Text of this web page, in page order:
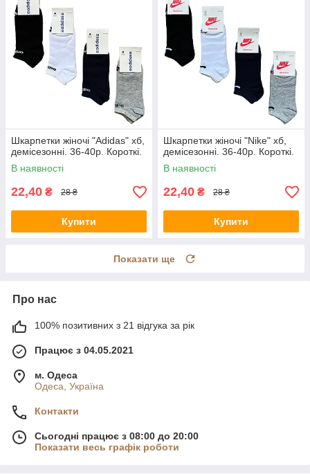
Шкарпетки жіночі "Adidas" хб,
демісезонні. 36-40р. Короткі.
В наявності
22,40 ₴ 28 ₴
Купити
Шкарпетки жіночі "Nike" хб,
демісезонні. 36-40р. Короткі.
В наявності
22,40 ₴ 28 ₴
Купити
Показати ще
Про нас
100% позитивних з 21 відгука за рік
Працює з 04.05.2021
м. Одеса
Одеса, Україна
Контакти
Сьогодні працює з 08:00 до 20:00
Показати весь графік роботи